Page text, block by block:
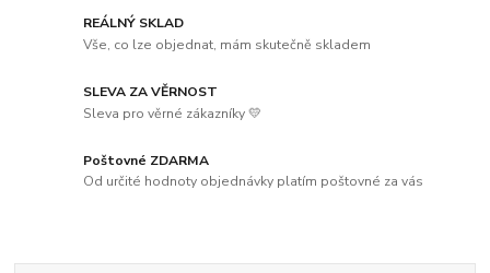
REÁLNÝ SKLAD
Vše, co lze objednat, mám skutečně skladem
SLEVA ZA VĚRNOST
Sleva pro věrné zákazníky 💛
Poštovné ZDARMA
Od určité hodnoty objednávky platím poštovné za vás